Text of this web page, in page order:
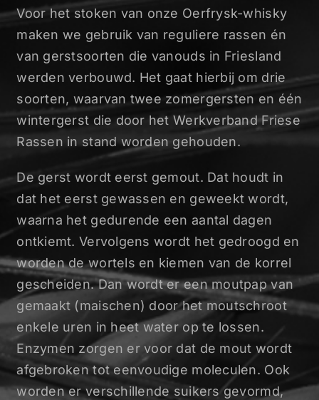
Voor het stoken van onze Oerfrysk-whisky
maken we gebruik van reguliere rassen én
van gerstsoorten die vanouds in Friesland
werden verbouwd. Het gaat hierbij om drie
soorten, waarvan twee zomergersten en één
wintergerst die door het Werkverband Friese
Rassen in stand worden gehouden.
De gerst wordt eerst gemout. Dat houdt in
dat het eerst gewassen en geweekt wordt,
waarna het gedurende een aantal dagen
ontkiemt. Vervolgens wordt het gedroogd en
worden de wortels en kiemen van de korrel
gescheiden. Dan wordt er een moutpap van
gemaakt (maischen) door het moutschroot
enkele uren in heet water op te lossen.
Enzymen zorgen er voor dat de mout wordt
afgebroken tot eenvoudige moleculen. Ook
worden er verschillende suikers gevormd,